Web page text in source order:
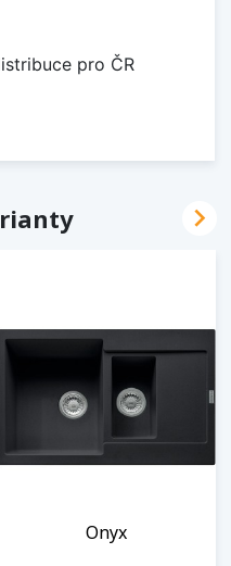
pro ČR
Onyx
